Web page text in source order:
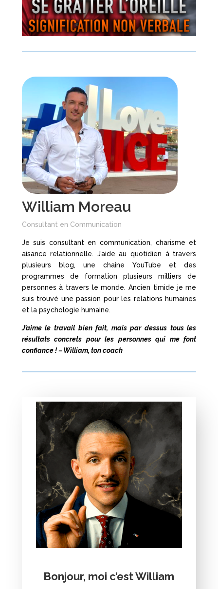
William Moreau
Consultant en Communication
Je suis consultant en communication, charisme et
aisance relationnelle. J’aide au quotidien à travers
plusieurs blog, une chaine YouTube et des
programmes de formation plusieurs milliers de
personnes à travers le monde.Ancien timide je me
suis trouvé une passion pour les relations humaines
et la psychologie humaine.
J’aime le travail bien fait, mais par dessus tous les
résultats concrets pour les personnes qui me font
confiance ! – William, ton coach
Bonjour, moi c’est William